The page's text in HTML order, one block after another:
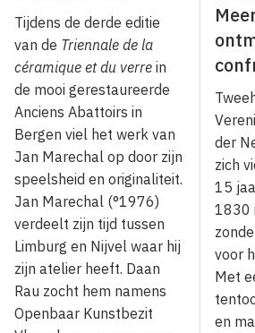
Tijdens de derde editie
van de Triennale de la
céramique et du verre in
de mooi gerestaureerde
Anciens Abattoirs in
Bergen viel het werk van
Jan Marechal op door zijn
speelsheid en originaliteit.
Jan Marechal (°1976)
verdeelt zijn tijd tussen
Limburg en Nijvel waar hij
zijn atelier heeft. Daan
Rau zocht hem namens
Openbaar Kunstbezit
der
zich
15
1830
voor
Met
en